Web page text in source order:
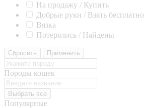
На продажу / Купить
Добрые руки / Взять бесплатно
Вязка
Потерялись / Найдены
Сбросить Применить
Породы кошек
Выбрать все
Популярные